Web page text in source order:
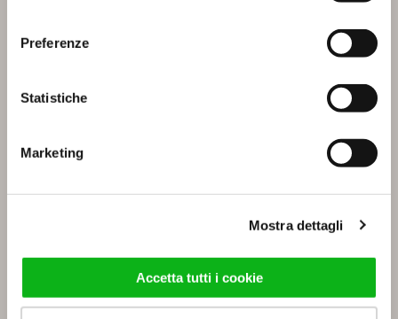
Preferenze
Statistiche
Marketing
Mostra dettagli
Accetta tutti i cookie
LYRA B2 + F LYRA PS